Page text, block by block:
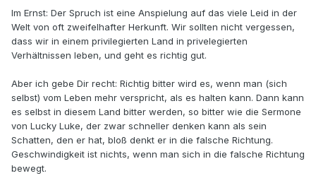
Im Ernst: Der Spruch ist eine Anspielung auf das viele Leid in der
Welt von oft zweifelhafter Herkunft. Wir sollten nicht vergessen,
dass wir in einem privilegierten Land in privelegierten
Verhältnissen leben, und geht es richtig gut.
Aber ich gebe Dir recht: Richtig bitter wird es, wenn man (sich
selbst) vom Leben mehr verspricht, als es halten kann. Dann kann
es selbst in diesem Land bitter werden, so bitter wie die Sermone
von Lucky Luke, der zwar schneller denken kann als sein
Schatten, den er hat, bloß denkt er in die falsche Richtung.
Geschwindigkeit ist nichts, wenn man sich in die falsche Richtung
bewegt.